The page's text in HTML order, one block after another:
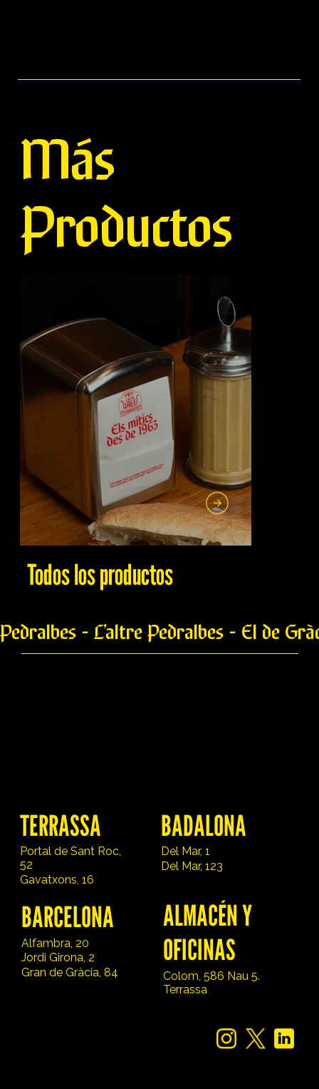
Más
Productos
Todos los productos
Pedralbes - L’altre Pedralbes - El de
TERRASSA
Portal de Sant Roc,
52
Gavatxons, 16
BADALONA
Del Mar, 1
Del Mar, 123
BARCELONA
Alfambra, 20
Jordi Girona, 2
Gran de Gràcia, 84
ALMACÉN Y
OFICINAS
Colom, 586 Nau 5.
Terrassa